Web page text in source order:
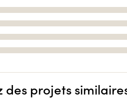
des projets